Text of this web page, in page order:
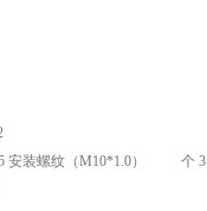
05 安装螺纹（M10*1.0） 个 3